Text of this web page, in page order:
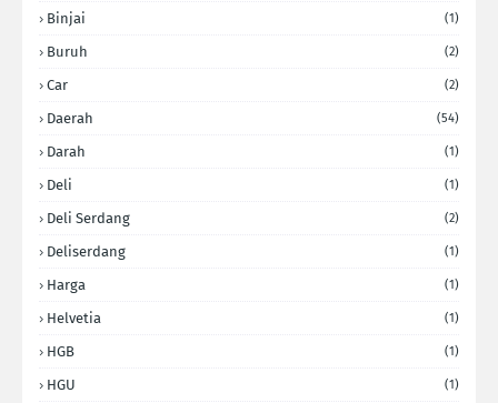
Binjai (1)
Buruh (2)
Car (2)
Daerah (54)
Darah (1)
Deli (1)
Deli Serdang (2)
Deliserdang (1)
Harga (1)
Helvetia (1)
HGB (1)
HGU (1)